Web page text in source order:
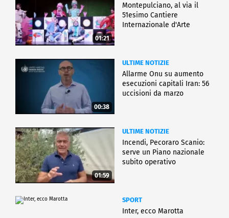
01:21
Montepulciano, al via il
51esimo Cantiere
Internazionale d'Arte
00:38
ULTIME NOTIZIE
Allarme Onu su aumento
esecuzioni capitali Iran: 56
uccisioni da marzo
01:59
ULTIME NOTIZIE
Incendi, Pecoraro Scanio:
serve un Piano nazionale
subito operativo
SPORT
Inter, ecco Marotta